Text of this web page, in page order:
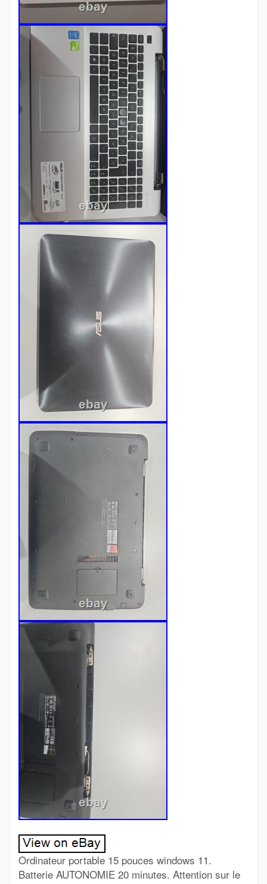
Ordinateur portable 15 pouces windows 11.
Batterie AUTONOMIE 20 minutes. Attention sur le